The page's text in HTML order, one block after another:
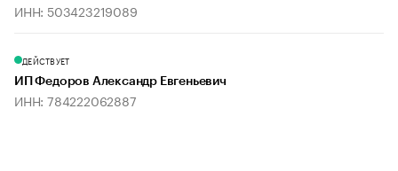
ИНН: 503423219089
ДЕЙСТВУЕТ
ИП Федоров Александр Евгеньевич
ИНН: 784222062887